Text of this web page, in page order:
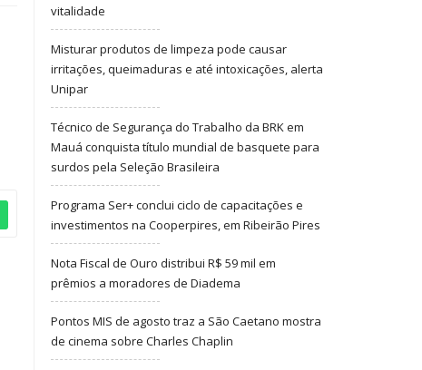
vitalidade
Misturar produtos de limpeza pode causar
irritações, queimaduras e até intoxicações, alerta
Unipar
Técnico de Segurança do Trabalho da BRK em
Mauá conquista título mundial de basquete para
surdos pela Seleção Brasileira
Programa Ser+ conclui ciclo de capacitações e
investimentos na Cooperpires, em Ribeirão Pires
Nota Fiscal de Ouro distribui R$ 59 mil em
prêmios a moradores de Diadema
Pontos MIS de agosto traz a São Caetano mostra
de cinema sobre Charles Chaplin